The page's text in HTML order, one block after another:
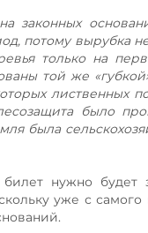
законных
потому вырубка
только на
той же
лиственных
было
была
нужно будет
уже с самого